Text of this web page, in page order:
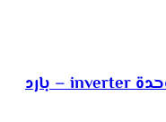
مكيف كونسيلد ال جي 52000 وحدة inverter – بارد